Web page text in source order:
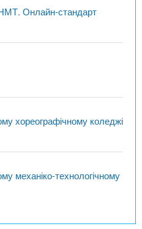
Онлайн-стандарт
хореографічному коледжі
механіко-технологічному